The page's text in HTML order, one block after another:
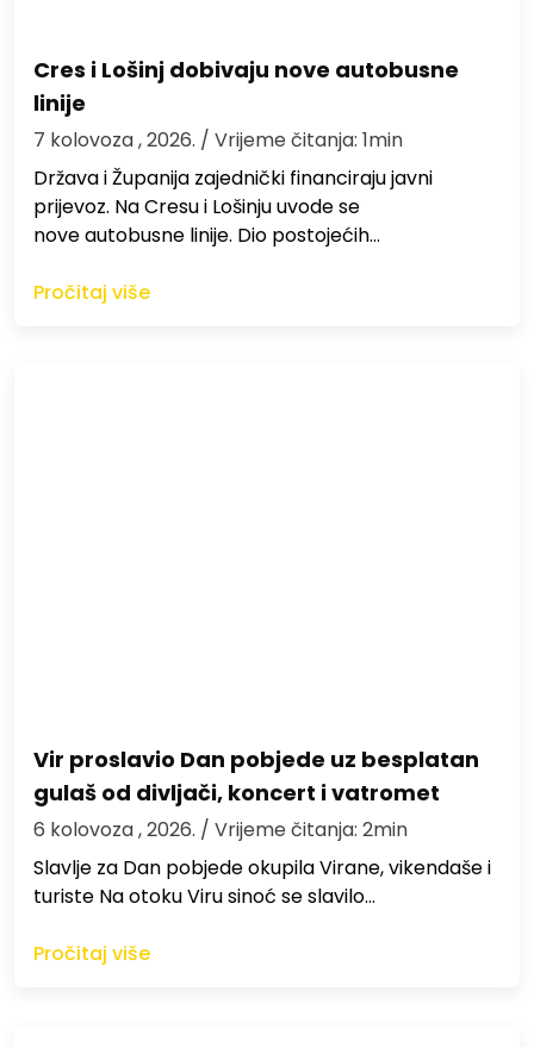
Cres i Lošinj dobivaju nove autobusne
linije
7 kolovoza , 2026. / Vrijeme čitanja: 1min
Država i Županija zajednički financiraju javni
prijevoz. Na Cresu i Lošinju uvode se
nove autobusne linije. Dio postojećih…
Pročitaj više
Vir proslavio Dan pobjede uz besplatan
gulaš od divljači, koncert i vatromet
6 kolovoza , 2026. / Vrijeme čitanja: 2min
Slavlje za Dan pobjede okupila Virane, vikendaše i
turiste Na otoku Viru sinoć se slavilo…
Pročitaj više